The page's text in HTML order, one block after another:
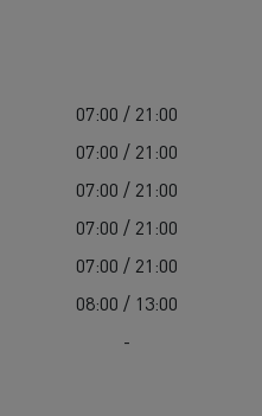
07:00 / 21:00
07:00 / 21:00
07:00 / 21:00
07:00 / 21:00
07:00 / 21:00
08:00 / 13:00
-